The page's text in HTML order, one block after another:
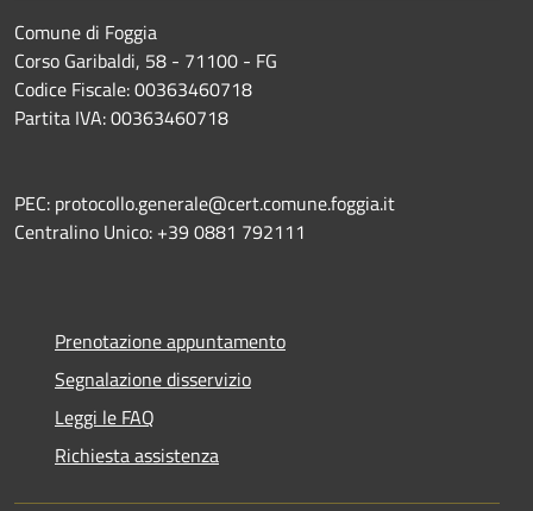
Comune di Foggia
Corso Garibaldi, 58 - 71100 - FG
Codice Fiscale: 00363460718
Partita IVA: 00363460718
PEC: protocollo.generale@cert.comune.foggia.it
Centralino Unico: +39 0881 792111
Prenotazione appuntamento
Segnalazione disservizio
Leggi le FAQ
Richiesta assistenza